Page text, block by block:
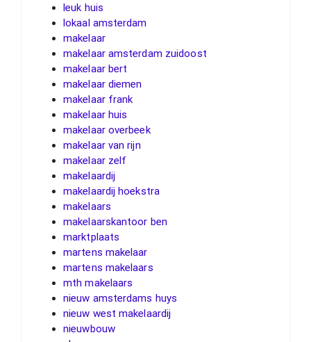
leuk huis
lokaal amsterdam
makelaar
makelaar amsterdam zuidoost
makelaar bert
makelaar diemen
makelaar frank
makelaar huis
makelaar overbeek
makelaar van rijn
makelaar zelf
makelaardij
makelaardij hoekstra
makelaars
makelaarskantoor ben
marktplaats
martens makelaar
martens makelaars
mth makelaars
nieuw amsterdams huys
nieuw west makelaardij
nieuwbouw